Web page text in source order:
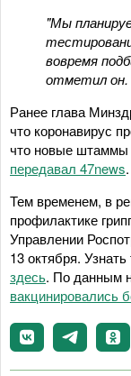
"Мы
вовремя
отметил он.
Ранее глава
что коронавирус
что новые штаммы
передавал 47news.
Тем временем, в
профилактике
Управлении
13 октября.
здесь. По данным
вакцинировались